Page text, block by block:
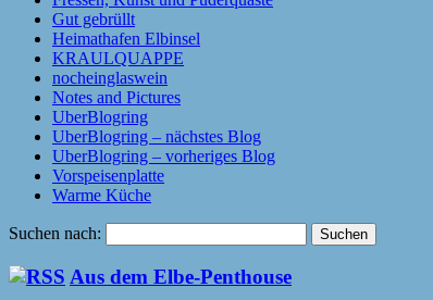
Gut gebrüllt
Heimathafen Elbinsel
KRAULQUAPPE
nocheinglaswein
Notes and Pictures
UberBlogring
UberBlogring – nächstes Blog
UberBlogring – vorheriges Blog
Vorspeisenplatte
Warme Küche
Suchen nach:
Aus dem Elbe-Penthouse